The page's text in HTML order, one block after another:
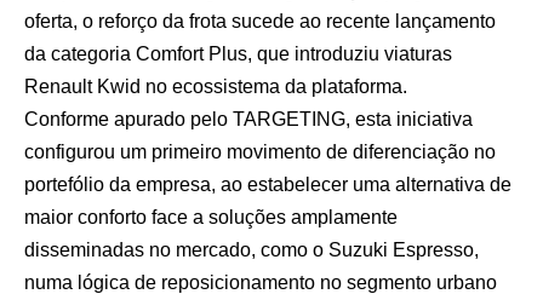
oferta, o reforço da frota sucede ao recente lançamento
da categoria Comfort Plus, que introduziu viaturas
Renault Kwid no ecossistema da plataforma.
Conforme apurado pelo TARGETING, esta iniciativa
configurou um primeiro movimento de diferenciação no
portefólio da empresa, ao estabelecer uma alternativa de
maior conforto face a soluções amplamente
disseminadas no mercado, como o Suzuki Espresso,
numa lógica de reposicionamento no segmento urbano